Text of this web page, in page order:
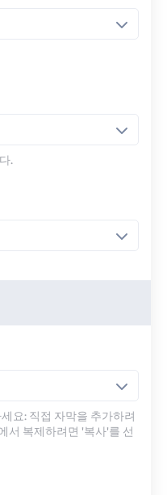
.
요: 직접 자막을 추가하려
서 복제하려면 '복사'를 선